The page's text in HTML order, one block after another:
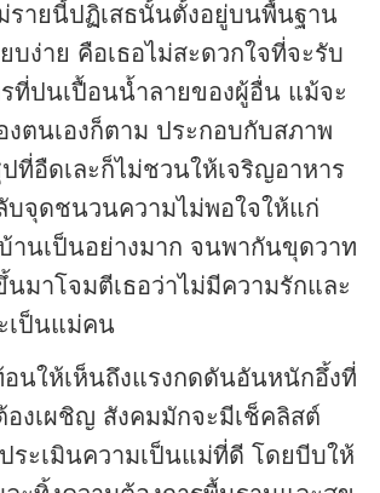
ายนี้ปฏิเสธนั้นตั้งอยู่บนพื้นฐาน
บง่าย คือเธอไม่สะดวกใจที่จะรับ
ที่ปนเปื้อนน้ำลายของผู้อื่น แม้จะ
งตนเองก็ตาม ประกอบกับสภาพ
ที่อืดเละก็ไม่ชวนให้เจริญอาหาร
จุดชนวนความไม่พอใจให้แก่
นเป็นอย่างมาก จนพากันขุดวาท
มาโจมตีเธอว่าไม่มีความรักและ
เป็นแม่คน
อนให้เห็นถึงแรงกดดันอันหนักอึ้งที่
งเผชิญ สังคมมักจะมีเช็คลิสต์
ระเมินความเป็นแม่ที่ดี โดยบีบให้